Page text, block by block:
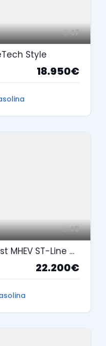
47
Style
18.950€
49
Ford Puma 1.0 EcoBoost MHEV ST-Line Aut.
22.200€